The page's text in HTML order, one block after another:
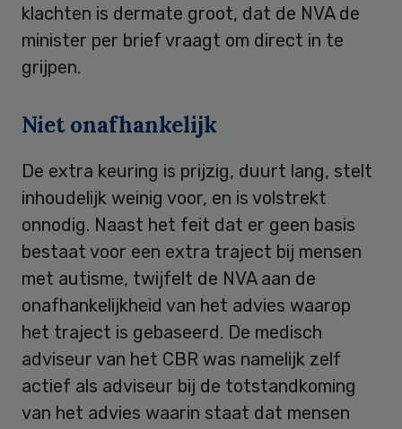
klachten is dermate groot, dat de NVA de
minister per brief vraagt om direct in te
grijpen.
Niet onafhankelijk
De extra keuring is prijzig, duurt lang, stelt
inhoudelijk weinig voor, en is volstrekt
onnodig. Naast het feit dat er geen basis
bestaat voor een extra traject bij mensen
met autisme, twijfelt de NVA aan de
onafhankelijkheid van het advies waarop
het traject is gebaseerd. De medisch
adviseur van het CBR was namelijk zelf
actief als adviseur bij de totstandkoming
van het advies waarin staat dat mensen